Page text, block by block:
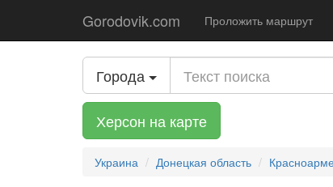
Gorodovik.com Проложить маршрут
Города
Херсон на карте
Украина Донецкая область